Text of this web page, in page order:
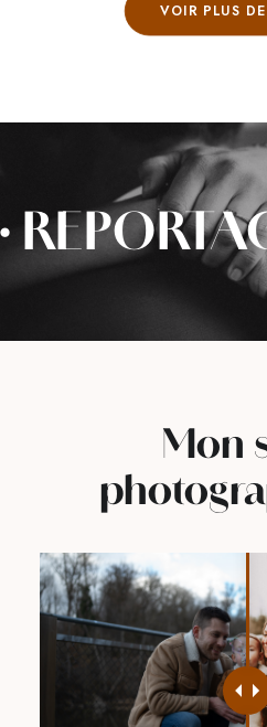
VOIR PLUS
Mon